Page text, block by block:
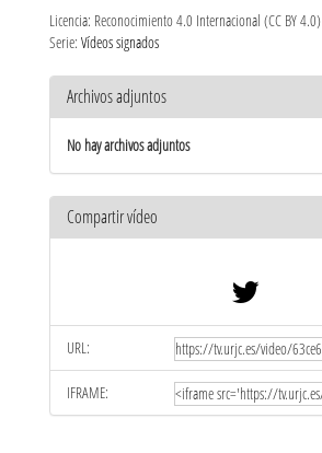
Licencia: Reconocimiento 4.0 Internacional (CC BY 4.0)
Serie: Vídeos signados
Archivos adjuntos
No hay archivos adjuntos
Compartir vídeo
URL:
IFRAME: